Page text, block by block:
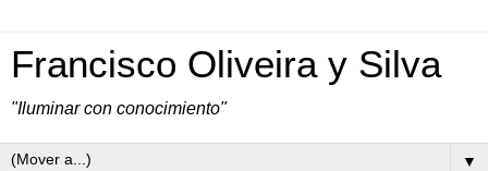
Francisco Oliveira y Silva
"Iluminar con conocimiento"
▼